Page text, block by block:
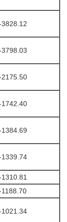
3828.12
3798.03
2175.50
1742.40
1384.69
1339.74
1310.81
1188.70
1021.34